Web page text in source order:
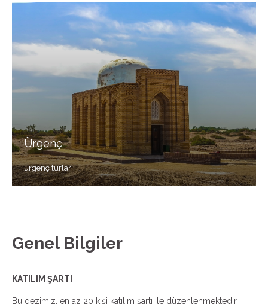
Ürgenç
ürgenç turları
Genel Bilgiler
KATILIM ŞARTI
Bu gezimiz, en az 20 kişi katılım şartı ile düzenlenmektedir.